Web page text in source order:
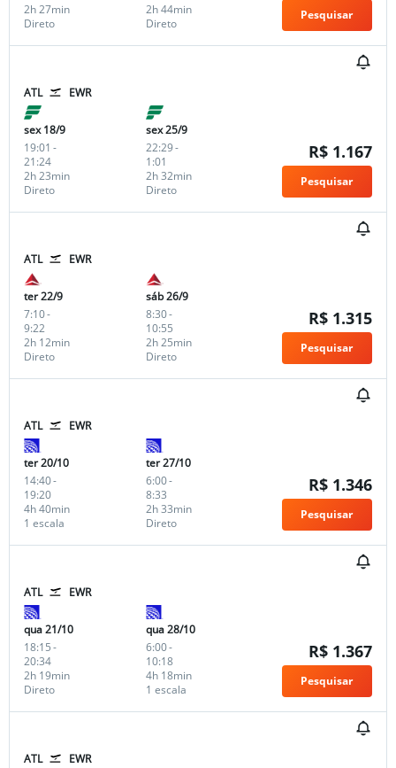
Direto
2h 27min
Direto
2h 44min Pesquisar
ATL EWR
sex 18/9
19:01 -
21:24
Direto
2h 23min
sex 25/9
22:29-
1:01
Direto
2h 32min
R$ 1.167
Pesquisar
ATL EWR
ter 22/9
7:10-
9:22
Direto
2h 12min
sáb 26/9
8:30-
10:55
Direto
2h 25min
R$ 1.315
Pesquisar
ATL EWR
ter 20/10
14:40-
19:20
1 escala
4h 40min
ter 27/10
6:00-
8:33
Direto
2h 33min
R$ 1.346
Pesquisar
ATL EWR
qua 21/10
18:15-
20:34
Direto
2h 19min
qua 28/10
6:00-
10:18
1 escala
4h 18min
R$ 1.367
Pesquisar
ATL EWR